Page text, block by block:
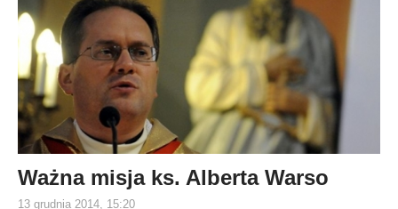
Ważna misja ks. Alberta Warso
13 grudnia 2014, 15:20